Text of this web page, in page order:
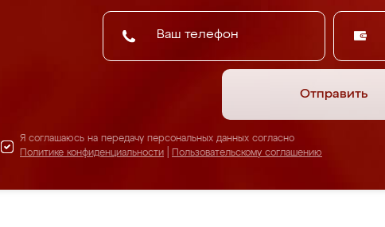
Отправить
Я соглашаюсь на передачу персональных данных согласно
Политике конфиденциальности
Пользовательскому соглашению